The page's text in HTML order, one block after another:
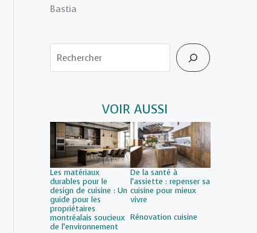
Bastia
Rechercher
VOIR AUSSI
Les matériaux
durables pour le
design de cuisine : Un
guide pour les
propriétaires
montréalais soucieux
de l’environnement
De la santé à
l’assiette : repenser sa
cuisine pour mieux
vivre
Par rapport à
Rénovation cuisine